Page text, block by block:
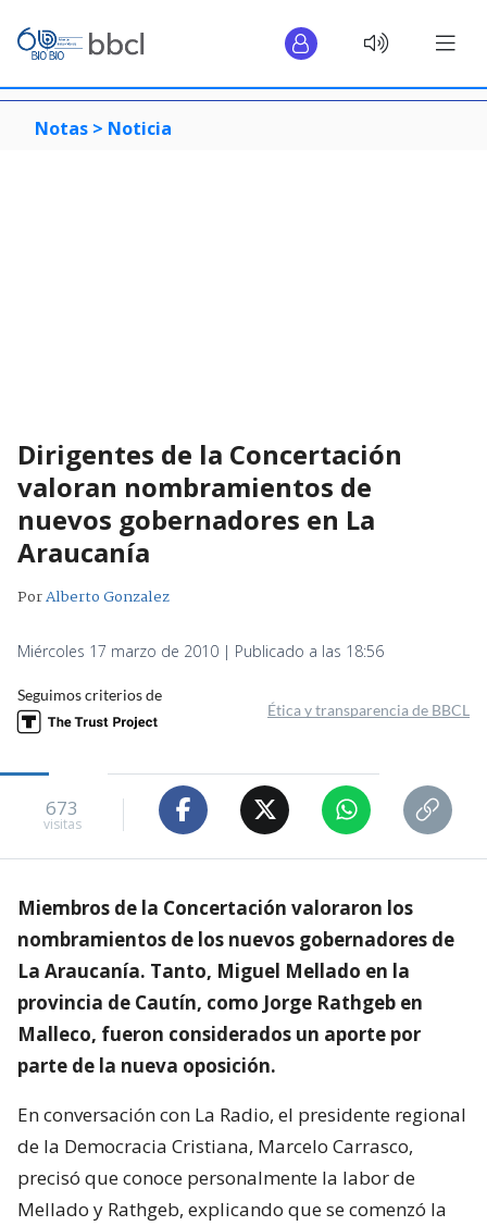
Notas > Noticia
Dirigentes de la Concertación
valoran nombramientos de
nuevos gobernadores en La
Araucanía
PorAlberto Gonzalez
Miércoles 17 marzo de 2010 | Publicado a las 18:56
Seguimos criterios de
Ética y transparencia de BBCL
673
visitas
Miembros de la Concertación valoraron los
nombramientos de los nuevos gobernadores de
La Araucanía. Tanto, Miguel Mellado en la
provincia de Cautín, como Jorge Rathgeb en
Malleco, fueron considerados un aporte por
parte de la nueva oposición.
En conversación con La Radio, el presidente regional
de la Democracia Cristiana, Marcelo Carrasco,
precisó que conoce personalmente la labor de
Mellado y Rathgeb, explicando que se comenzó la